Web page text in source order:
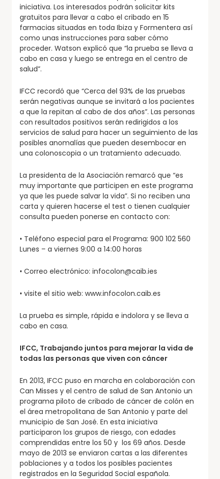
iniciativa. Los interesados podrán solicitar kits
gratuitos para llevar a cabo el cribado en 15
farmacias situadas en toda Ibiza y Formentera así
como unas instrucciones para saber cómo
proceder. Watson explicó que “la prueba se lleva a
cabo en casa y luego se entrega en el centro de
salud”.
IFCC recordó que “Cerca del 93% de las pruebas
serán negativas aunque se invitará a los pacientes
a que la repitan al cabo de dos años”. Las personas
con resultados positivos serán redirigidos a los
servicios de salud para hacer un seguimiento de las
posibles anomalías que pueden desembocar en
una colonoscopia o un tratamiento adecuado.
La presidenta de la Asociación remarcó que “es
muy importante que participen en este programa
ya que les puede salvar la vida”. Si no reciben una
carta y quieren hacerse el test o tienen cualquier
consulta pueden ponerse en contacto con:
• Teléfono especial para el Programa: 900 102 560
Lunes – a viernes 9:00 a 14:00 horas
• Correo electrónico: infocolon@caib.ies
• visite el sitio web: www.infocolon.caib.es
La prueba es simple, rápida e indolora y se lleva a
cabo en casa.
IFCC, Trabajando juntos para mejorar la vida de
todas las personas que viven con cáncer
En 2013, IFCC puso en marcha en colaboración con
Can Misses y el centro de salud de San Antonio un
programa piloto de cribado de cáncer de colón en
el área metropolitana de San Antonio y parte del
municipio de San José. En esta iniciativa
participaron los grupos de riesgo, con edades
comprendidas entre los 50 y los 69 años. Desde
mayo de 2013 se enviaron cartas a las diferentes
poblaciones y a todos los posibles pacientes
registrados en la Seguridad Social española.